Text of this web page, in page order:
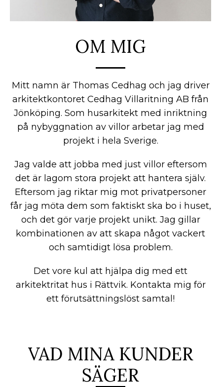
OM MIG
Mitt namn är Thomas Cedhag och jag driver
arkitektkontoret Cedhag Villaritning AB från
Jönköping. Som husarkitekt med inriktning
på nybyggnation av villor arbetar jag med
projekt i hela Sverige.
Jag valde att jobba med just villor eftersom
det är lagom stora projekt att hantera själv.
Eftersom jag riktar mig mot privatpersoner
får jag möta dem som faktiskt ska bo i huset,
och det gör varje projekt unikt. Jag gillar
kombinationen av att skapa något vackert
och samtidigt lösa problem.
Det vore kul att hjälpa dig med ett
arkitektritat hus i Rättvik. Kontakta mig för
ett förutsättningslöst samtal!
VAD MINA KUNDER
SÄGER